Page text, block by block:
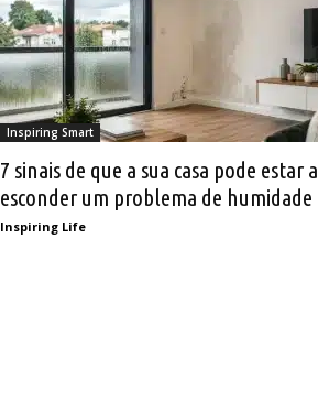
Inspiring Smart
7 sinais de que a sua casa pode estar a
esconder um problema de humidade
Inspiring Life